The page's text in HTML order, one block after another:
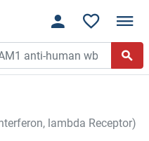
lambda Receptor)